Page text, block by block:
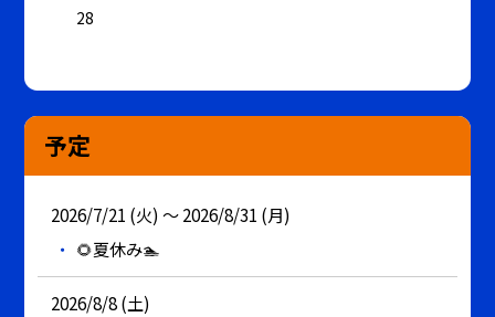
28
予定
2026/7/21 (火) ～ 2026/8/31 (月)
🌻夏休み🏊
2026/8/8 (土)